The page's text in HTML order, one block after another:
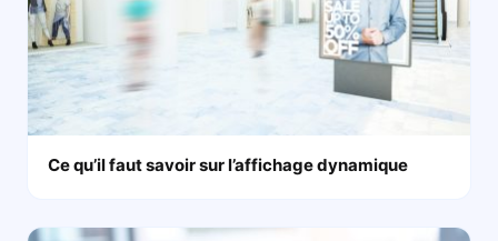
Ce qu’il faut savoir sur l’affichage dynamique